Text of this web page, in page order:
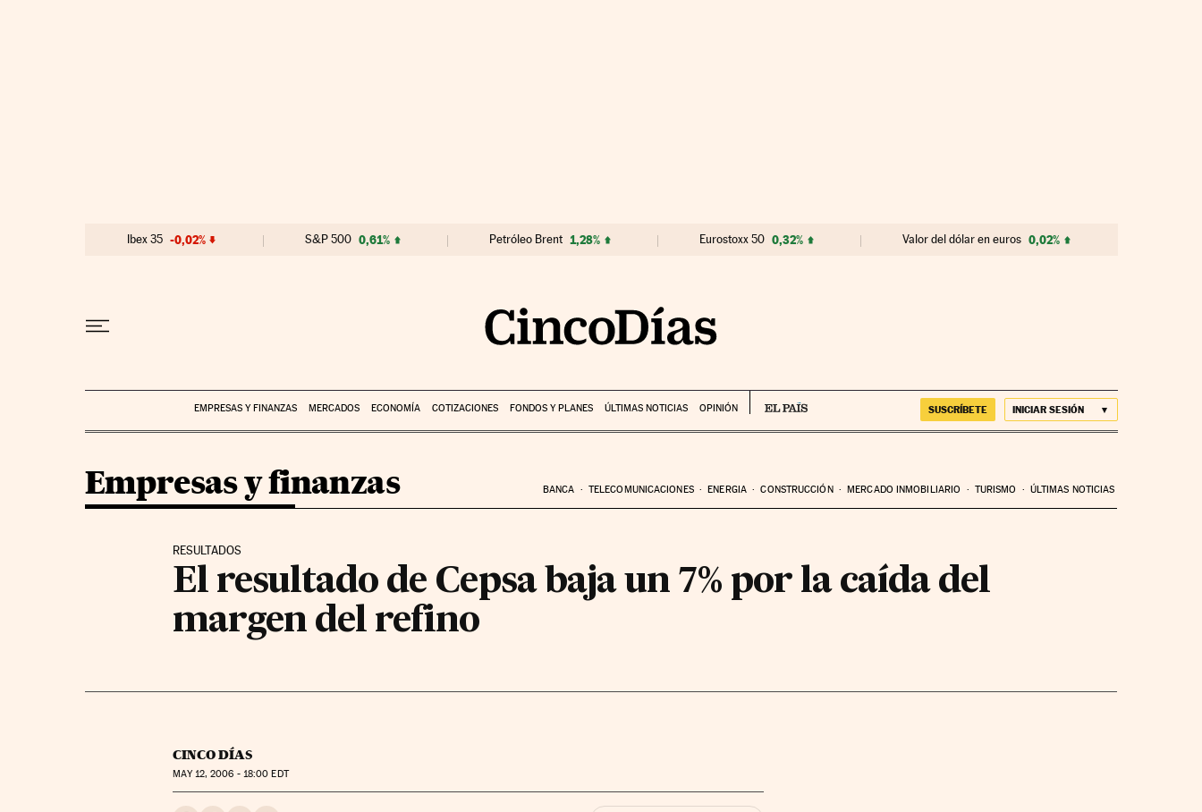
Ibex 35 -0,02% S&P 500 0,61% Petróleo Brent 1,28% Eurostoxx 50 0,32% Valor del dólar en euros 0,02%
EMPRESAS Y FINANZAS MERCADOS ECONOMÍA COTIZACIONES FONDOS Y PLANES ÚLTIMAS NOTICIAS OPINIÓN SUSCRÍBETE INICIAR SESIÓN
Empresas y finanzas BANCA TELECOMUNICACIONES ENERGIA CONSTRUCCIÓN MERCADO INMOBILIARIO TURISMO ÚLTIMAS NOTICIAS
RESULTADOS
El resultado de Cepsa baja un 7% por la caída del
margen del refino
CINCO DÍAS
MAY12, 2006 - 18:00 EDT